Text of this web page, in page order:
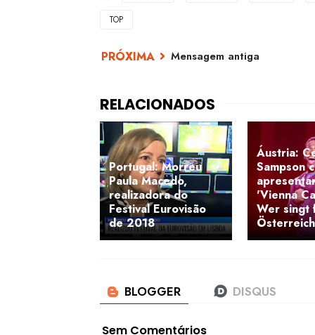
TOP
Mensagem antiga
Portugal: Morreu
Paula Macedo,
realizadora do
Festival Eurovisão
de 2018
Áustria:
Sampson
'Vienna
Wer singt
Sem Comentários